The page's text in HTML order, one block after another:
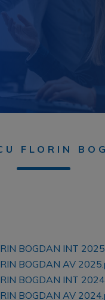
FLORIN
BOGDAN INT
BOGDAN AV
BOGDAN INT
BOGDAN AV